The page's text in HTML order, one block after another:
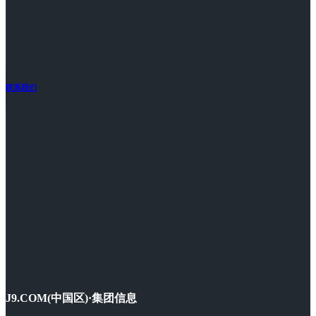
联系我们
J9.COM(中国区)·集团信息